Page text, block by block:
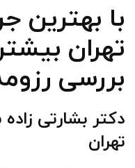
با بهترین
تهران
بررسی
دکتر بشارتی
تهران